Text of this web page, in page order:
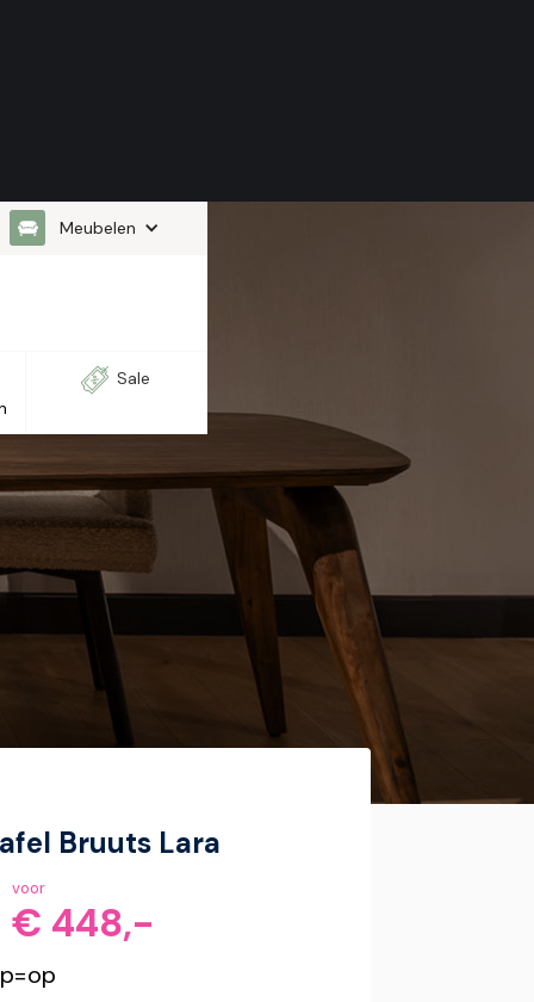
Meubelen
Sale
Bruuts Lara
voor
€ 448,-